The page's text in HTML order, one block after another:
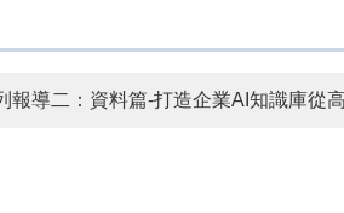
報導二：資料篇-打造企業AI知識庫從